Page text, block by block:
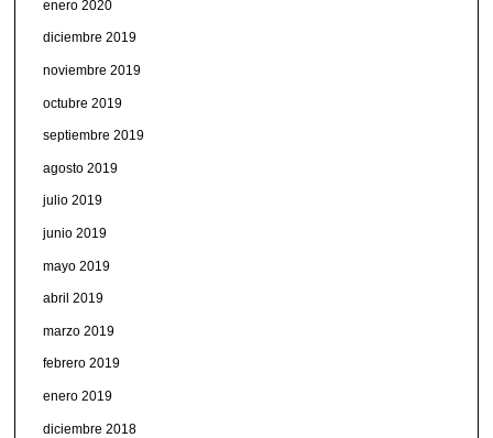
enero 2020
diciembre 2019
noviembre 2019
octubre 2019
septiembre 2019
agosto 2019
julio 2019
junio 2019
mayo 2019
abril 2019
marzo 2019
febrero 2019
enero 2019
diciembre 2018